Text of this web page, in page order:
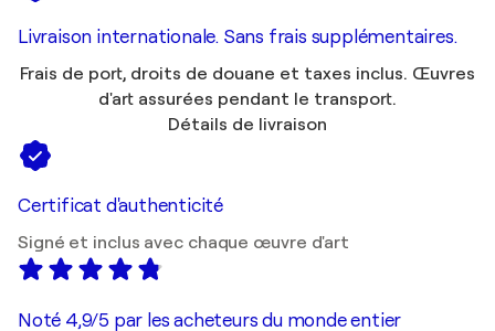
Livraison internationale. Sans frais supplémentaires.
Frais de port, droits de douane et taxes inclus. Œuvres
d'art assurées pendant le transport.
Détails de livraison
Certificat d'authenticité
Signé et inclus avec chaque œuvre d'art
Noté 4,9/5 par les acheteurs du monde entier